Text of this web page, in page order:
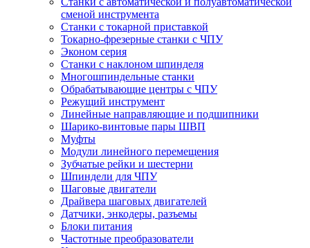
сменой инструмента
Станки с токарной приставкой
Токарно-фрезерные станки с ЧПУ
Эконом серия
Станки с наклоном шпинделя
Многошпиндельные станки
Обрабатывающие центры с ЧПУ
Режущий инструмент
Линейные направляющие и подшипники
Шарико-винтовые пары ШВП
Муфты
Модули линейного перемещения
Зубчатые рейки и шестерни
Шпиндели для ЧПУ
Шаговые двигатели
Драйвера шаговых двигателей
Датчики, энкодеры, разъемы
Блоки питания
Частотные преобразователи